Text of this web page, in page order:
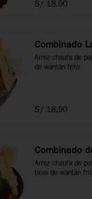
S/ 18.90
Combinado
Arroz chaufa de
de wantán frito
S/ 18.90
Combinado
Arroz chaufa de
tiras de wantán